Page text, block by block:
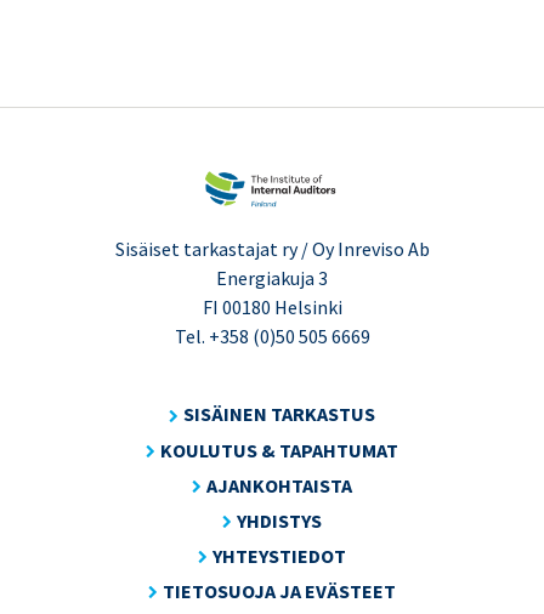
Sisäiset tarkastajat ry / Oy Inreviso Ab
Energiakuja 3
FI 00180 Helsinki
Tel. +358 (0)50 505 6669
SISÄINEN TARKASTUS
KOULUTUS & TAPAHTUMAT
AJANKOHTAISTA
YHDISTYS
YHTEYSTIEDOT
TIETOSUOJA JA EVÄSTEET